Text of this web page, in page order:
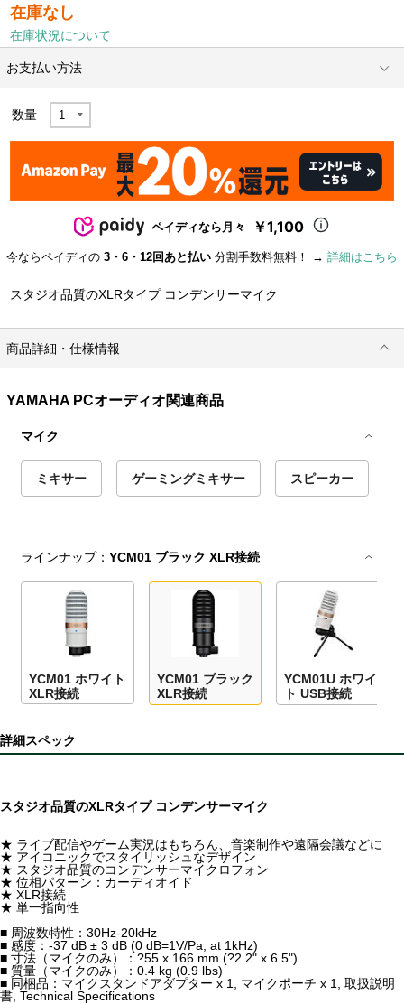
在庫なし
在庫状況について
お支払い方法
数量
ペイディなら月々 ￥1,100
今ならペイディの 3・6・12回あと払い 分割手数料無料！ → 詳細はこちら
スタジオ品質のXLRタイプ コンデンサーマイク
商品詳細・仕様情報
YAMAHA PCオーディオ関連商品
マイク
ミキサー ゲーミングミキサー スピーカー
ラインナップ：YCM01 ブラック XLR接続
YCM01 ホワイト
XLR接続
YCM01 ブラック
XLR接続
YCM01U ホワイ
ト USB接続
詳細スペック
スタジオ品質のXLRタイプ コンデンサーマイク
★ ライブ配信やゲーム実況はもちろん、音楽制作や遠隔会議などに
★ アイコニックでスタイリッシュなデザイン
★ スタジオ品質のコンデンサーマイクロフォン
★ 位相パターン：カーディオイド
★ XLR接続
★ 単一指向性
■ 周波数特性：30Hz-20kHz
■ 感度：-37 dB ± 3 dB (0 dB=1V/Pa, at 1kHz)
■ 寸法（マイクのみ）：?55 x 166 mm (?2.2" x 6.5")
■ 質量（マイクのみ）：0.4 kg (0.9 lbs)
■ 同梱品：マイクスタンドアダプター x 1, マイクポーチ x 1, 取扱説明
書, Technical Specifications